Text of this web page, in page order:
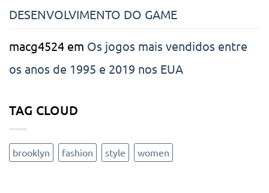
DESENVOLVIMENTO DO GAME
macg4524 em Os jogos mais vendidos entre
os anos de 1995 e 2019 nos EUA
TAG CLOUD
brooklyn fashion style women